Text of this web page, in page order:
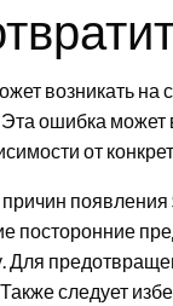
возникать
ошибка может
от
появления
посторонние
Для
следует